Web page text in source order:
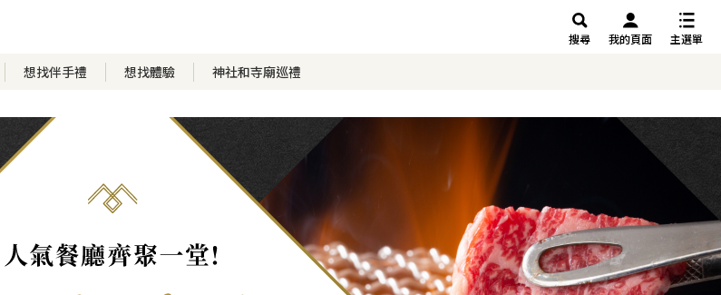
搜尋 我的頁面 主選單
想找伴手禮 想找體驗 神社和寺廟巡禮